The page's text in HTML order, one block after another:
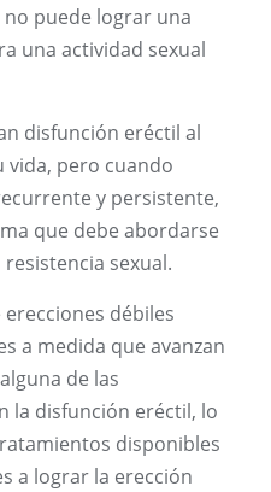
puede lograr una
una actividad sexual
disfunción eréctil al
vida, pero cuando
y persistente,
que debe abordarse
sexual.
débiles
a medida que avanzan
de las
la disfunción eréctil, lo
disponibles
a lograr la erección